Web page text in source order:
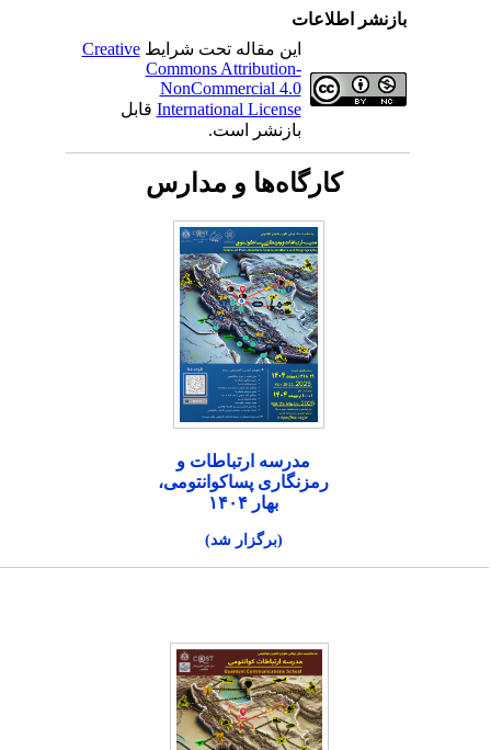
بازنشر اطلاعات
این مقاله تحت شرایطCreative
Commons Attribution-
NonCommercial 4.0
International Licenseقابل
بازنشر است.
کارگاه‌ها و مدارس
مدرسه ارتباطات و
رمزنگاری پساکوانتومی،
بهار ۱۴۰۴
(برگزار شد)